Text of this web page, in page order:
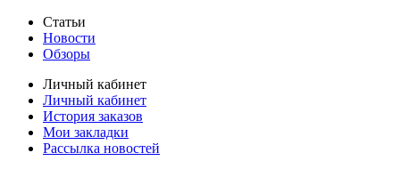
Статьи
Новости
Обзоры
Личный кабинет
Личный кабинет
История заказов
Мои закладки
Рассылка новостей